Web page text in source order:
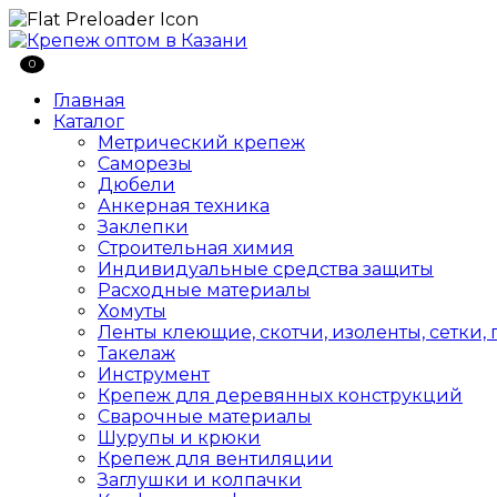
0
Главная
Каталог
Метрический крепеж
Саморезы
Дюбели
Анкерная техника
Заклепки
Строительная химия
Индивидуальные средства защиты
Расходные материалы
Хомуты
Ленты клеющие, скотчи, изоленты, сетки,
Такелаж
Инструмент
Крепеж для деревянных конструкций
Сварочные материалы
Шурупы и крюки
Крепеж для вентиляции
Заглушки и колпачки